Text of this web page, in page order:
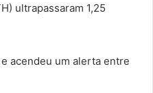
ultrapassaram 1,25
acendeu um alerta entre